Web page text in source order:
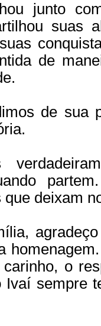
junto
suas
de
de sua
deixam
o
Ivaí sempre